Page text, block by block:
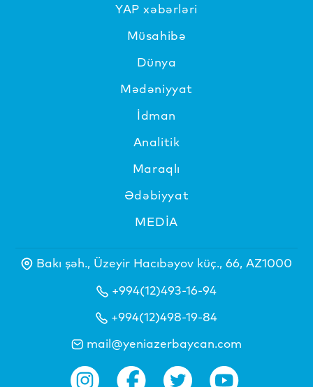
YAP xəbərləri
Müsahibə
Dünya
Mədəniyyat
İdman
Analitik
Maraqlı
Ədəbiyyat
MEDİA
Bakı şəh., Üzeyir Hacıbəyov küç., 66, AZ1000
+994(12)493-16-94
+994(12)498-19-84
mail@yeniazerbaycan.com